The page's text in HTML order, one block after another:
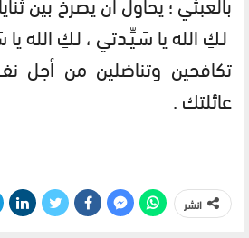
لـكِ الله يا سَـيِّـدتي ، لـكِ الله
تكافحين وتناضلين من أجل
عائلتك .
انشر